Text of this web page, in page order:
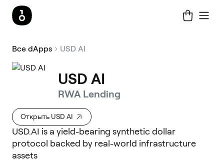
Все dApps USD AI
USD AI
RWA Lending
Открыть USD AI
USD.AI is a yield-bearing synthetic dollar
protocol backed by real-world infrastructure
assets